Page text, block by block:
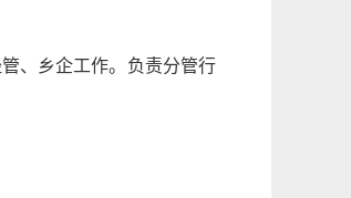
、乡企工作。负责分管行